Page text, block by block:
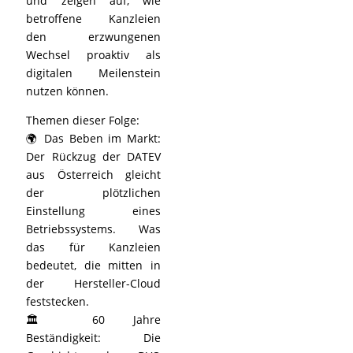
betroffene Kanzleien
den erzwungenen
Wechsel proaktiv als
digitalen Meilenstein
nutzen können.
Themen dieser Folge:
🌍 Das Beben im Markt:
Der Rückzug der DATEV
aus Österreich gleicht
der plötzlichen
Einstellung eines
Betriebssystems. Was
das für Kanzleien
bedeutet, die mitten in
der Hersteller-Cloud
feststecken.
🏛️ 60 Jahre
Beständigkeit: Die